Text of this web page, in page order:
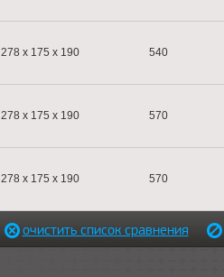
278 x 175 x 190 540
278 x 175 x 190 570
278 x 175 x 190 570
очистить список сравнения